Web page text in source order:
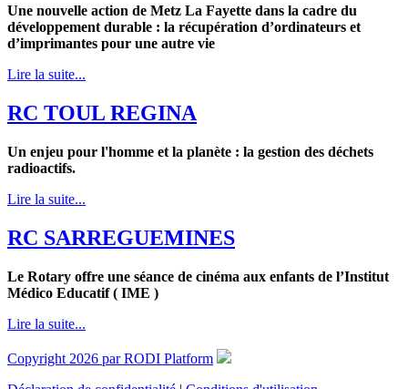
Une nouvelle action de Metz La Fayette dans la cadre du
développement durable : la récupération d’ordinateurs et
d’imprimantes pour une autre vie
Lire la suite...
RC TOUL REGINA
Un enjeu pour l'homme et la planète : la gestion des déchets
radioactifs.
Lire la suite...
RC SARREGUEMINES
Le Rotary offre une séance de cinéma aux enfants de l’Institut
Médico Educatif ( IME )
Lire la suite...
Copyright 2026 par RODI Platform